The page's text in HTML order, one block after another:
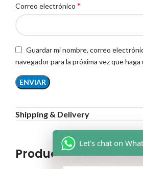
Correo electrónico *
Guardar mi nombre, correo
navegador para la próxima vez que
Shipping & Delivery
Productos
Let's chat on